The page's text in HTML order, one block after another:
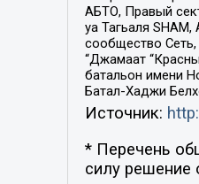
АБТО, Правый
уа Тагьаля
сообщество
“Джамаат
батальон имени
Батал-Хаджи
Источник:
* Перечень
силу решение